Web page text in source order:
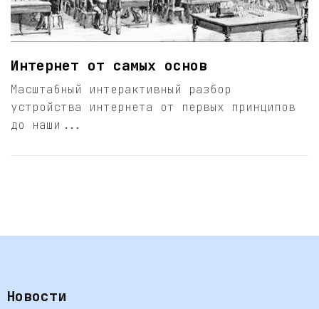
Интернет от самых основ
Масштабный интерактивный разбор
устройства интернета от первых принципов
до наши...
Новости